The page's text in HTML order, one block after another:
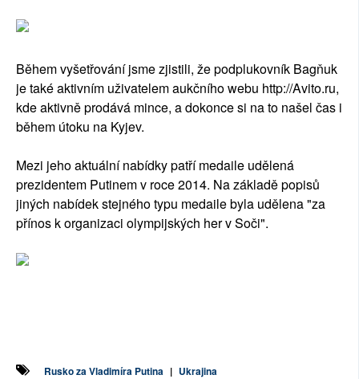
Během vyšetřování jsme zjistili, že podplukovník Bagňuk
je také aktivním uživatelem aukčního webu http://Avito.ru,
kde aktivně prodává mince, a dokonce si na to našel čas i
během útoku na Kyjev.
Mezi jeho aktuální nabídky patří medaile udělená
prezidentem Putinem v roce 2014. Na základě popisů
jiných nabídek stejného typu medaile byla udělena "za
přínos k organizaci olympijských her v Soči".
Rusko za Vladimíra Putina | Ukrajina